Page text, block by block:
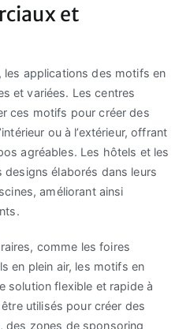
et
les applications des motifs en
et variées. Les centres
ces motifs pour créer des
ou à l’extérieur, offrant
agréables. Les hôtels et les
élaborés dans leurs
améliorant ainsi
comme les foires
en plein air, les motifs en
solution flexible et rapide à
utilisés pour créer des
des zones de sponsoring